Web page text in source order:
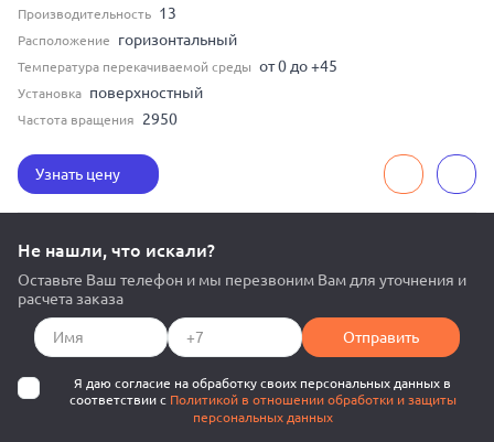
Производительность 13
Расположение горизонтальный
Температура перекачиваемой среды от 0 до +45
Установка поверхностный
Частота вращения 2950
Узнать цену
Не нашли, что искали?
Оставьте Ваш телефон и мы перезвоним Вам для уточнения и
расчета заказа
Отправить
Я даю согласие на обработку своих персональных данных в
соответствии с Политикой в отношении обработки и защиты
персональных данных